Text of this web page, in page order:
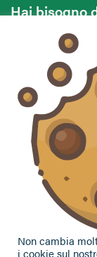
Hai bisogno
Vuoi contattarci
commento o
CONTATTACI
Seguici sui
Non cambia
i cookie sul